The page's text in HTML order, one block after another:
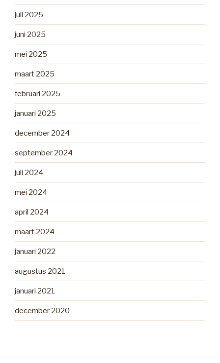
juli 2025
juni 2025
mei 2025
maart 2025
februari 2025
januari 2025
december 2024
september 2024
juli 2024
mei 2024
april 2024
maart 2024
januari 2022
augustus 2021
januari 2021
december 2020